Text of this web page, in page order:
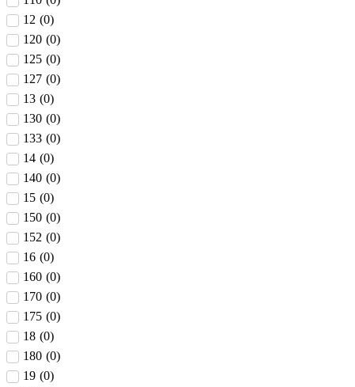
12 (0)
120 (0)
125 (0)
127 (0)
13 (0)
130 (0)
133 (0)
14 (0)
140 (0)
15 (0)
150 (0)
152 (0)
16 (0)
160 (0)
170 (0)
175 (0)
18 (0)
180 (0)
19 (0)